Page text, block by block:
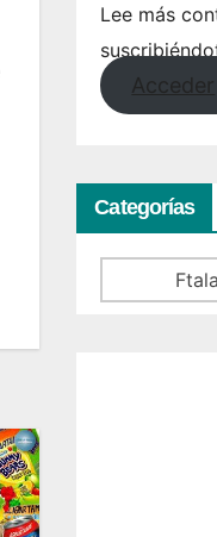
Lee más
Acceder
Categorías
Categorías